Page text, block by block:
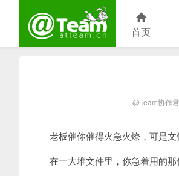
首页
@Team协作
老板催你催得火急火燎，可是文
在一大堆文件里，你急着用的